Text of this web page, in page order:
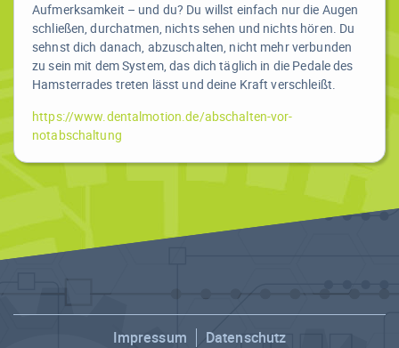
Aufmerksamkeit – und du? Du willst einfach nur die Augen
schließen, durchatmen, nichts sehen und nichts hören. Du
sehnst dich danach, abzuschalten, nicht mehr verbunden
zu sein mit dem System, das dich täglich in die Pedale des
Hamsterrades treten lässt und deine Kraft verschleißt.
https://www.dentalmotion.de/abschalten-vor-
notabschaltung
Impressum Datenschutz